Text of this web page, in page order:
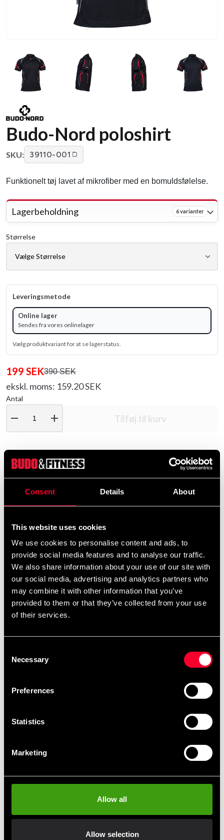
Consent Details About
This website uses cookies
We use cookies to personalise content and ads, to
provide social media features and to analyse our traffic.
We also share information about your use of our site with
our social media, advertising and analytics partners who
may combine it with other information that you’ve
provided to them or that they’ve collected from your use
of their services.
Selection
Necessary
Preferences
Statistics
Marketing
Allow all
Allow selection
Budo-Nord poloshirt
SKU: 39110-001
Funktionelt tøj lavet af mikrofiber med en bomuldsfølelse.
Lagerbeholdning 6 varianter
Størrelse
Leveringsmetode
Online lager
Sendes fra vores onlinelager
Vælg produktvariant for at se lagerstatus.
199 SEK390 SEK
ekskl. moms: 159.20 SEK
Antal
remove add Tilføj til kurv
Produktinformation
Funktionelt tøj lavet af mikrofiber med bomuldsfor.
Skouml;n og blød troml;ja, der ånder og transporterer
Detaljerede oplysninger
Anbefalede produkter
Hurtig levering